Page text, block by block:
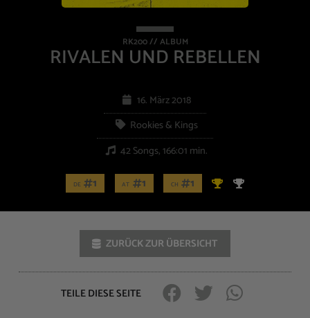
RK200 // ALBUM
RIVALEN UND REBELLEN
16. März 2018
Rookies & Kings
42 Songs, 166:01 min.
DE 1 AT 1 CH 1
ZURÜCK ZUR ÜBERSICHT
TEILE DIESE SEITE